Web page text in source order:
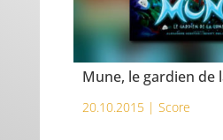
Mune, le gardien de
20.10.2015 | Score